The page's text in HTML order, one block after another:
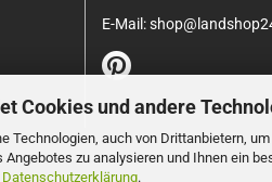
Cookies und andere
Technologien, auch von Drittanbietern,
zu analysieren und Ihnen ein
Datenschutzerklärung.
E-Mail: